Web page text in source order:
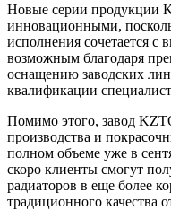
Новые серии продукции
инновационными,
исполнения сочетается с
возможным благодаря
оснащению заводских
квалификации
Помимо этого, завод
производства и
полном объеме уже в
скоро клиенты смогут
радиаторов в еще более
традиционного качества